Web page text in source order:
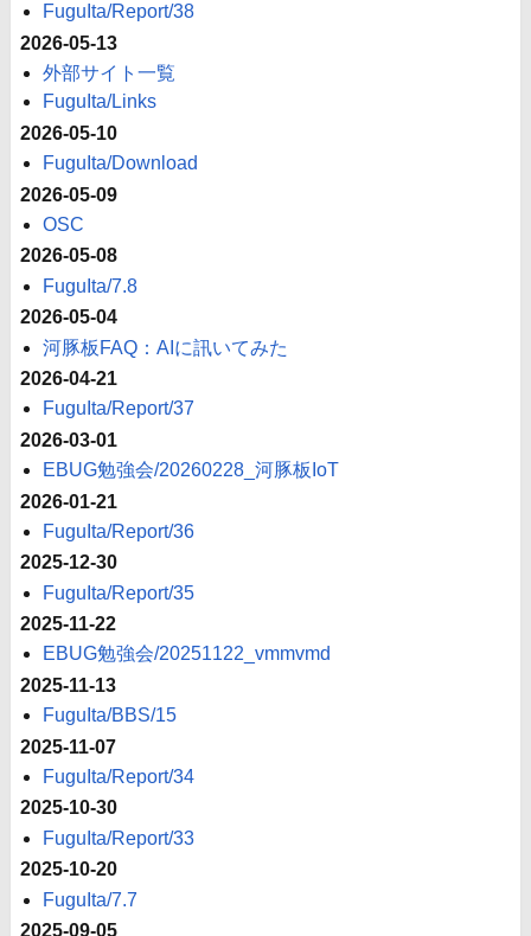
FuguIta/Report/38
2026-05-13
外部サイト一覧
FuguIta/Links
2026-05-10
FuguIta/Download
2026-05-09
OSC
2026-05-08
FuguIta/7.8
2026-05-04
河豚板FAQ：AIに訊いてみた
2026-04-21
FuguIta/Report/37
2026-03-01
EBUG勉強会/20260228_河豚板IoT
2026-01-21
FuguIta/Report/36
2025-12-30
FuguIta/Report/35
2025-11-22
EBUG勉強会/20251122_vmmvmd
2025-11-13
FuguIta/BBS/15
2025-11-07
FuguIta/Report/34
2025-10-30
FuguIta/Report/33
2025-10-20
FuguIta/7.7
2025-09-05